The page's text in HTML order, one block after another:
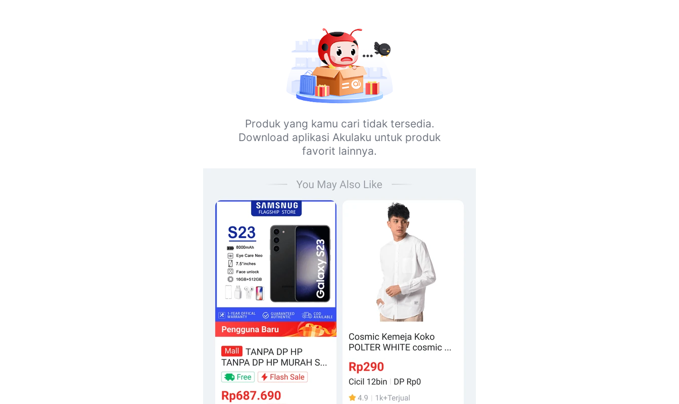
Produk yang kamu cari tidak tersedia.
Download aplikasi Akulaku untuk produk
favorit lainnya.